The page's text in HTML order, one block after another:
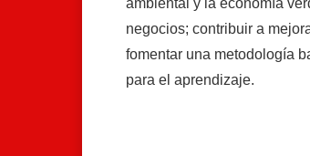
negocios; contribuir a
fomentar una metodología
para el aprendizaje.